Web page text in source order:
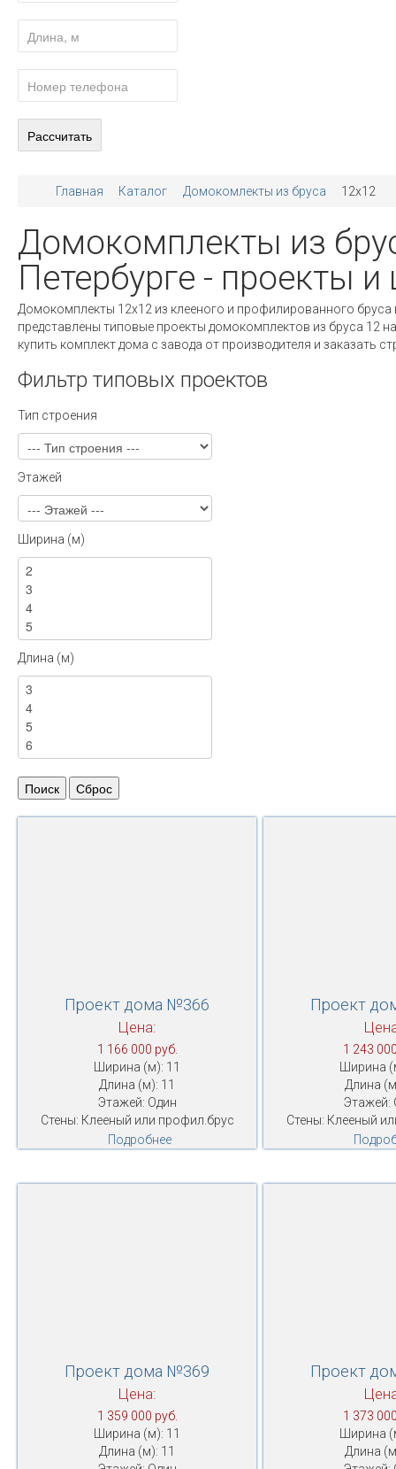
Главная Каталог Домокомлекты из бруса 12x12
Домокомплекты из
Петербурге - проекты
Домокомплекты 12х12 из клееного и профилированного бруса
представлены типовые проекты домокомплектов из бруса 12
купить комплект дома с завода от производителя и заказать
Фильтр типовых проектов
Тип строения
Этажей
Ширина (м)
Длина (м)
Проект дома №366
Цена:
1 166 000 руб.
Ширина (м): 11
Длина (м): 11
Этажей: Один
Стены: Клееный или профил.брус
Подробнее
Проект
1 243
Ширина
Длина
Этажей:
Стены: Клееный
Проект дома №369
Цена:
1 359 000 руб.
Ширина (м): 11
Длина (м): 11
Проект
1 373
Ширина
Длина